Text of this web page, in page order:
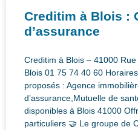
Creditim à Blois :
d’assurance
Creditim à Blois – 41000
Blois 01 75 74 40 60
proposés : Agence
d’assurance,Mutuelle de
disponibles à Blois 41000
particuliers 🤝 Le groupe de